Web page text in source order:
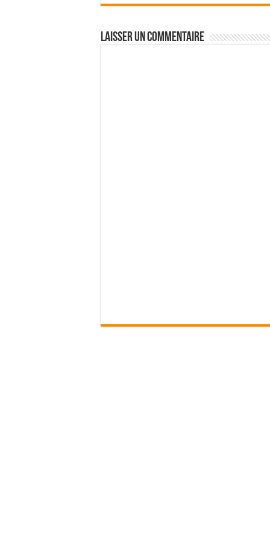
Laisser un commentaire